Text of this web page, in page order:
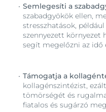
Semlegesíti a
szabadgyökök ellen,
stresszhatások, például
szennyezett környezet
segít megelőzni az idő
Támogatja a
kollagénszintézist,
tömörségét és
fiatalos és sugárzó